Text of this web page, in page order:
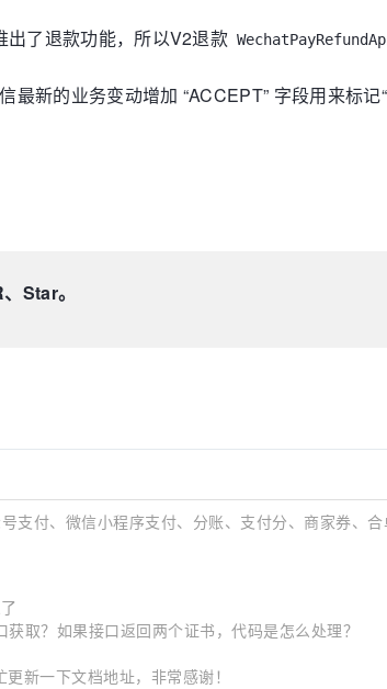
了退款功能，所以V2退款
新的业务变动增加 “ACCEPT” 字段用来标记“
Star。
支付、微信小程序支付、分账、支付分、商家券、
取？如果接口返回两个证书，代码是怎么处理？
新一下文档地址，非常感谢！